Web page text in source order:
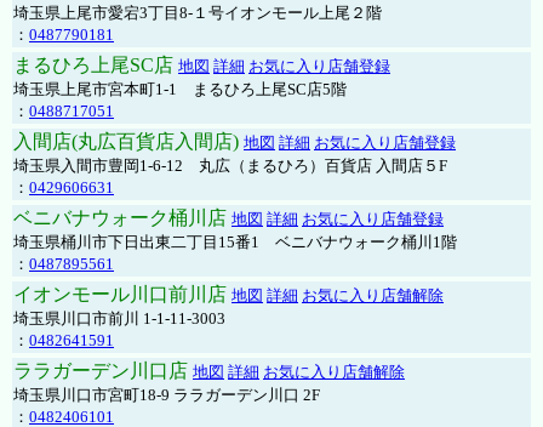
埼玉県上尾市愛宕3丁目8-１号イオンモール上尾２階
： 0487790181
まるひろ上尾SC店 地図 詳細 お気に入り店舗登録
埼玉県上尾市宮本町1-1 まるひろ上尾SC店5階
： 0488717051
入間店(丸広百貨店入間店) 地図 詳細 お気に入り店舗登録
埼玉県入間市豊岡1-6-12 丸広（まるひろ）百貨店 入間店５F
： 0429606631
ベニバナウォーク桶川店 地図 詳細 お気に入り店舗登録
埼玉県桶川市下日出東二丁目15番1 ベニバナウォーク桶川1階
： 0487895561
イオンモール川口前川店 地図 詳細 お気に入り店舗解除
埼玉県川口市前川 1-1-11-3003
： 0482641591
ララガーデン川口店 地図 詳細 お気に入り店舗解除
埼玉県川口市宮町18-9 ララガーデン川口 2F
： 0482406101